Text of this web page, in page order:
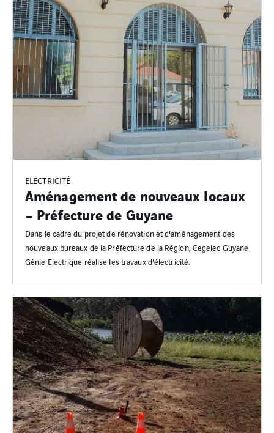
ELECTRICITÉ
Aménagement de nouveaux locaux
– Préfecture de Guyane
Dans le cadre du projet de rénovation et d'aménagement des
nouveaux bureaux de la Préfecture de la Région, Cegelec Guyane
Génie Electrique réalise les travaux d'électricité.